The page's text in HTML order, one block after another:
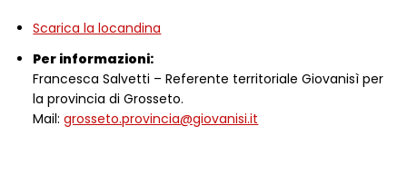
Scarica la locandina
Per informazioni:
Francesca Salvetti – Referente territoriale Giovanisì per
la provincia di Grosseto.
Mail:grosseto.provincia@giovanisi.it